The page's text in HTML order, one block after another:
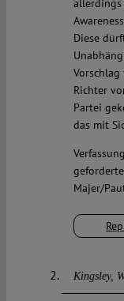
Diese
Richter
Partei
das mit
Majer/
Kingsley